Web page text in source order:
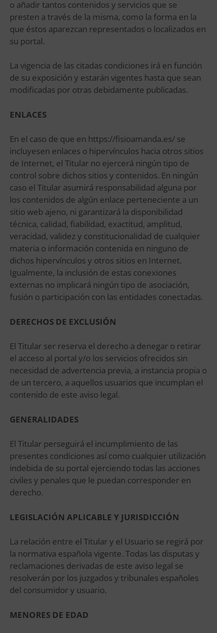
o añadir tantos contenidos y servicios que se
presten a través de la misma, como la forma en la
que éstos aparezcan representados o localizados en
su portal.
La vigencia de las citadas condiciones irá en función
de su exposición y estarán vigentes hasta que sean
modificadas por otras debidamente publicadas.
ENLACES
En el caso de que en https://fisioamanda.es/ se
incluyesen enlaces o hipervínculos hacia otros sitios
de Internet, el Titular no ejercerá ningún tipo de
control sobre dichos sitios y contenidos. En ningún
caso el Titular asumirá responsabilidad alguna por
los contenidos de algún enlace perteneciente a un
sitio web ajeno, ni garantizará la disponibilidad
técnica, calidad, fiabilidad, exactitud, amplitud,
veracidad, validez y constitucionalidad de cualquier
materia o información contenida en ninguno de
dichos hipervínculos y otros sitios en Internet.
Igualmente, la inclusión de estas conexiones
externas no implicará ningún tipo de asociación,
fusión o participación con las entidades conectadas.
DERECHOS DE EXCLUSIÓN
El Titular ser reserva el derecho a denegar o retirar
el acceso al portal y/o los servicios ofrecidos sin
necesidad de advertencia previa, a instancia propia o
de un tercero, a aquellos usuarios que incumplan el
contenido de este aviso legal.
GENERALIDADES
El Titular perseguirá el incumplimiento de las
presentes condiciones así como cualquier utilización
indebida de su portal ejerciendo todas las acciones
civiles y penales que le puedan corresponder en
derecho.
LEGISLACIÓN APLICABLE Y JURISDICCIÓN
La relación entre el Titular y el Usuario se regirá por
la normativa española vigente. Todas las disputas y
reclamaciones derivadas de este aviso legal se
resolverán por los juzgados y tribunales españoles
del consumidor y usuario.
MENORES DE EDAD